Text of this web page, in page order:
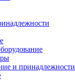
и принадлежности